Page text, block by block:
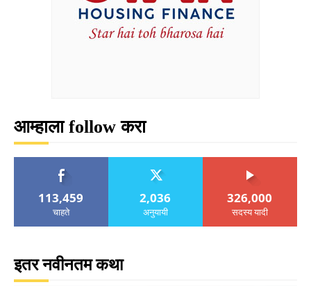
आम्हाला follow करा
113,459
चाहते
2,036
अनुयायी
326,000
सदस्य यादी
इतर नवीनतम कथा